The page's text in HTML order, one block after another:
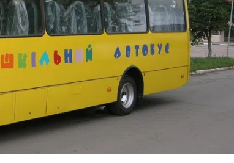
ВНАСЛІДОК ПОРАНЕНЬ, ОТРИМАНИХ НА ВІЙНІ,
ПОМЕР ВОЇН ЮРІЙ ВОЙТИК